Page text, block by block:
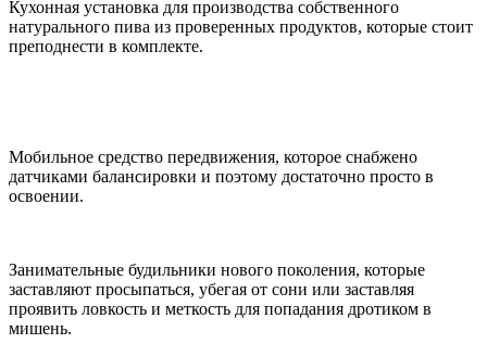
Кухонная установка для производства собственного
натурального пива из проверенных продуктов, которые стоит
преподнести в комплекте.
Мобильное средство передвижения, которое снабжено
датчиками балансировки и поэтому достаточно просто в
освоении.
Занимательные будильники нового поколения, которые
заставляют просыпаться, убегая от сони или заставляя
проявить ловкость и меткость для попадания дротиком в
мишень.